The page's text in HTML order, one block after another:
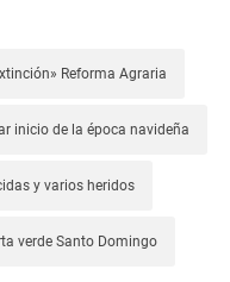
Reforma Agraria
inicio de la época navideña
y varios heridos
verde Santo Domingo